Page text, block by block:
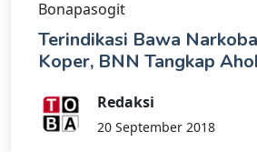
Bonapasogit
Terindikasi Bawa
Koper, BNN Tangkap
Redaksi
20 September 2018